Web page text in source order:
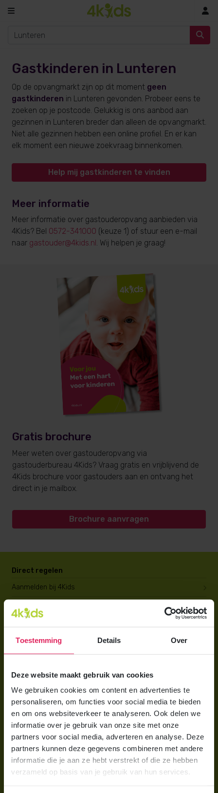
Toestemming Details Over
Deze website maakt gebruik van cookies
We gebruiken cookies om content en advertenties te
personaliseren, om functies voor social media te bieden
en om ons websiteverkeer te analyseren. Ook delen we
informatie over je gebruik van onze site met onze
partners voor social media, adverteren en analyse. Deze
partners kunnen deze gegevens combineren met andere
informatie die je aan ze hebt verstrekt of die ze hebben
verzameld op basis van je gebruik van hun services.
Gastkinderen in Lunteren
Op de opvangmarkt zijn op dit moment geen
gastkinderen in Lunteren gevonden. Probeer eens te
zoeken op je postcode. Gelukkig is ons aanbod aan
gezinnen in Lunteren breder dan alleen de opvangmarkt.
Niet alle gezinnen hebben een online profiel. En er kan
elk moment een nieuwe zoekvraag binnenkomen.
Help mij gastkinderen te vinden
Meer informatie
Meer informatie over gastouderopvang aanbieden via
4Kids? Bel 0572-341000 (keuze 1) of stuur een e-mail
naar gastouder@4kids.nl. Wij helpen je graag!
Gratis brochure
Meer weten over gastouderopvang via
gastouderbureau 4Kids? Vraag gratis en vrijblijvend de
4Kids brochure voor gastouders aan en ontvang het
direct in je mailbox.
Brochure aanvragen
Direct regelen
Aanmelden bij 4Kids
Brochure aanvragen
Voor ouders
Wat kost een gastouder?
Hoe vind ik een gastouder?
Voor gastouders
Gastouder worden bij 4Kids
Hoe vind ik gastkinderen?